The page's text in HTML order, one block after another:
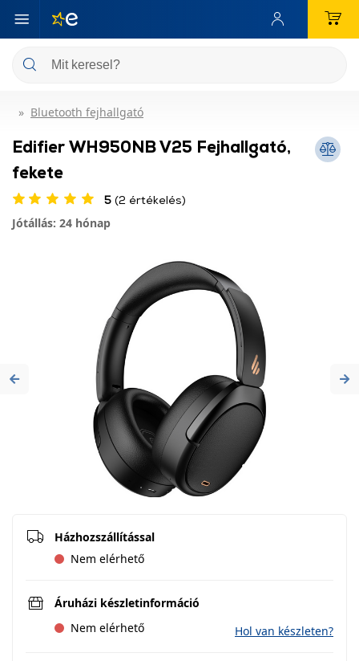
Bluetooth fejhallgató
Edifier WH950NB V25 Fejhallgató,
fekete
5 (2 értékelés)
Jótállás: 24 hónap
Previous
Házhozszállítással
Nem elérhető
Áruházi készletinformáció
Nem elérhető
Hol van készleten?